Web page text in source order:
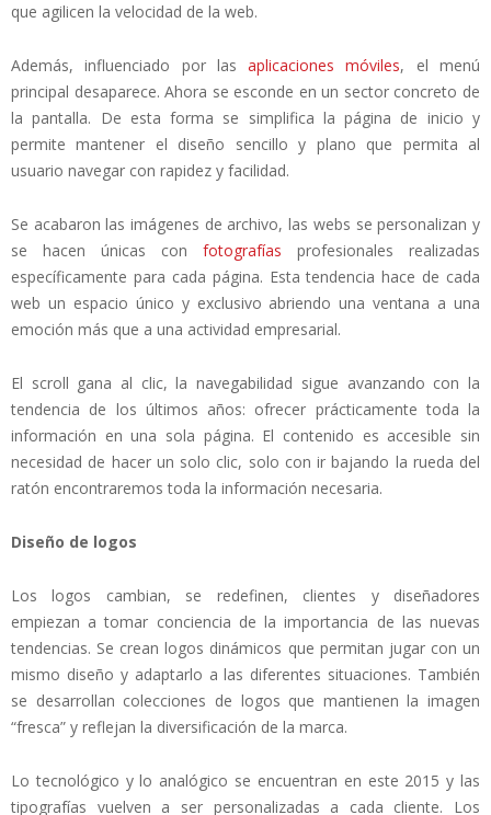
que agilicen la velocidad de la web.
Además, influenciado por lasaplicaciones móviles, el menú
principal desaparece. Ahora se esconde en un sector concreto de
la pantalla. De esta forma se simplifica la página de inicio y
permite mantener el diseño sencillo y plano que permita al
usuario navegar con rapidez y facilidad.
Se acabaron las imágenes de archivo, las webs se personalizan y
se hacen únicas con fotografías profesionales realizadas
específicamente para cada página. Esta tendencia hace de cada
web un espacio único y exclusivo abriendo una ventana a una
emoción más que a una actividad empresarial.
El scroll gana al clic, la navegabilidad sigue avanzando con la
tendencia de los últimos años: ofrecer prácticamente toda la
información en una sola página. El contenido es accesible sin
necesidad de hacer un solo clic, solo con ir bajando la rueda del
ratón encontraremos toda la información necesaria.
Diseño de logos
Los logos cambian, se redefinen, clientes y diseñadores
empiezan a tomar conciencia de la importancia de las nuevas
tendencias. Se crean logos dinámicos que permitan jugar con un
mismo diseño y adaptarlo a las diferentes situaciones. También
se desarrollan colecciones de logos que mantienen la imagen
“fresca” y reflejan la diversificación de la marca.
Lo tecnológico y lo analógico se encuentran en este 2015 y las
tipografías vuelven a ser personalizadas a cada cliente. Los